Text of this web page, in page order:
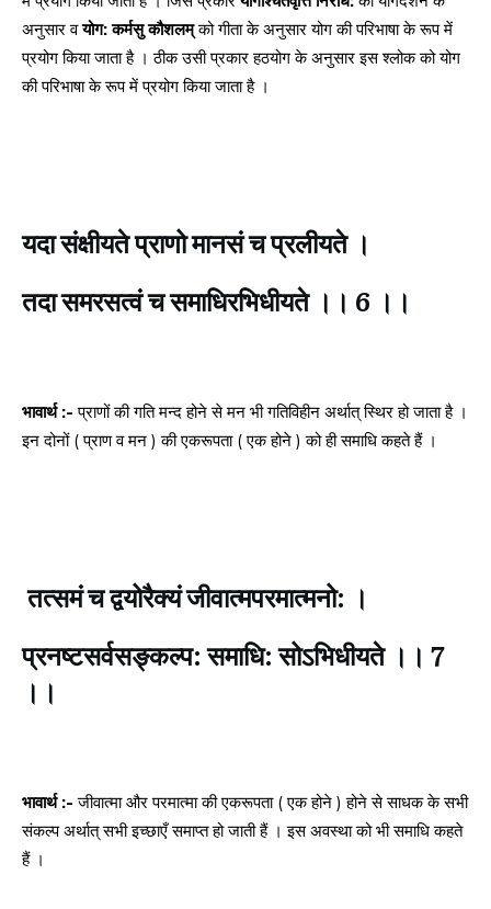
अनुसार वयोग: कर्मसु कौशलम्को गीता के अनुसार योग की परिभाषा के रूप में
प्रयोग किया जाता है । ठीक उसी प्रकार हठयोग के अनुसार इस श्लोक को योग
की परिभाषा के रूप में प्रयोग किया जाता है ।
यदा संक्षीयते प्राणो मानसं च प्रलीयते ।
तदा समरसत्वं च समाधिरभिधीयते ।। 6 ।।
भावार्थ :-प्राणों की गति मन्द होने से मन भी गतिविहीन अर्थात् स्थिर हो जाता है ।
इन दोनों ( प्राण व मन ) की एकरूपता ( एक होने ) को ही समाधि कहते हैं ।
तत्समं च द्वयोरैक्यं जीवात्मपरमात्मनो: ।
प्रनष्टसर्वसङ्कल्प: समाधि: सोऽभिधीयते ।। 7
।।
भावार्थ :-जीवात्मा और परमात्मा की एकरूपता ( एक होने ) होने से साधक के सभी
संकल्प अर्थात् सभी इच्छाएँ समाप्त हो जाती हैं । इस अवस्था को भी समाधि कहते
हैं ।